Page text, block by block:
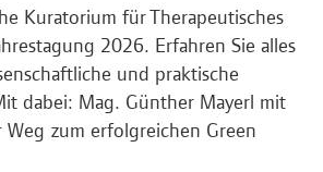
Kuratorium für Therapeutisches
2026. Erfahren Sie alles
und praktische
dabei: Mag. Günther Mayerl mit
Weg zum erfolgreichen Green